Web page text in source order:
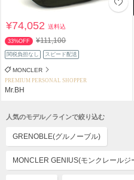
¥74,052送料込
33%OFF ¥111,100
関税負担なし スピード配送
MONCLER
PREMIUM PERSONAL SHOPPER
Mr.BH
人気のモデル／ラインで絞り込む
GRENOBLE(グルノーブル)
MONCLER GENIUS(モンクレールジ